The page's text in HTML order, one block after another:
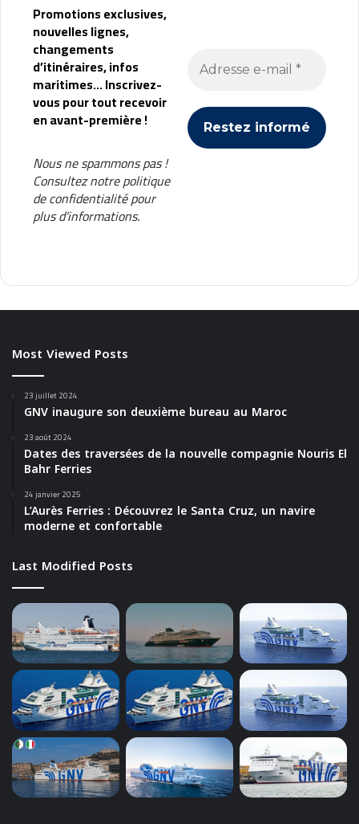
Promotions exclusives,
nouvelles lignes,
changements
d’itinéraires, infos
maritimes... Inscrivez-
vous pour tout recevoir
en avant-première !
Nous ne spammons pas !
Consultez notrepolitique
de confidentialitépour
plus d’informations.
Most Viewed Posts
23 juillet 2024
GNV inaugure son deuxième bureau au Maroc
23 août 2024
Dates des traversées de la nouvelle compagnie Nouris El
Bahr Ferries
24 janvier 2025
L’Aurès Ferries : Découvrez le Santa Cruz, un navire
moderne et confortable
Last Modified Posts